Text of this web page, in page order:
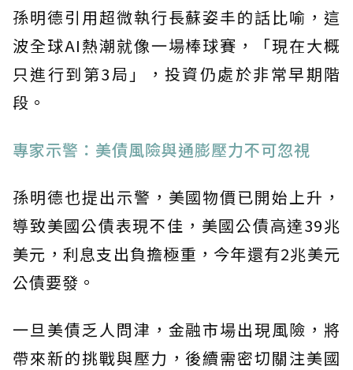
孫明德引用超微執行長蘇姿丰的話比喻，這
波全球AI熱潮就像一場棒球賽，「現在大概
只進行到第3局」，投資仍處於非常早期階
段。
專家示警：美債風險與通膨壓力不可忽視
孫明德也提出示警，美國物價已開始上升，
導致美國公債表現不佳，美國公債高達39兆
美元，利息支出負擔極重，今年還有2兆美元
公債要發。
一旦美債乏人問津，金融市場出現風險，將
帶來新的挑戰與壓力，後續需密切關注美國